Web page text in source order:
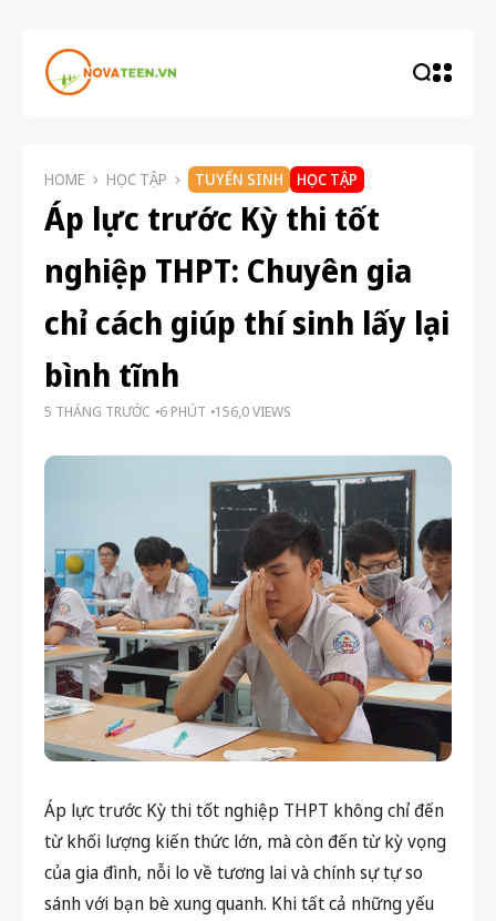
HOME HỌC TẬP TUYỂN SINH HỌC TẬP
Áp lực trước Kỳ thi tốt
nghiệp THPT: Chuyên gia
chỉ cách giúp thí sinh lấy lại
bình tĩnh
5 THÁNG TRƯỚC 6 PHÚT 156,0 VIEWS
Áp lực trước Kỳ thi tốt nghiệp THPT không chỉ đến
từ khối lượng kiến thức lớn, mà còn đến từ kỳ vọng
của gia đình, nỗi lo về tương lai và chính sự tự so
sánh với bạn bè xung quanh. Khi tất cả những yếu